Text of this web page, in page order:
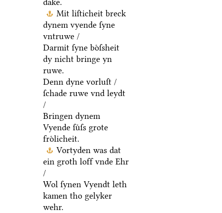
dake.
Mit liſticheit breck
dynem vyende ſyne
vntruwe /
Darmit ſyne boͤſsheit
dy nicht bringe yn
ruwe.
Denn dyne vorluſt /
ſchade ruwe vnd leydt
/
Bringen dynem
Vyende ſuͤſs grote
froͤlicheit.
Vortyden was dat
ein groth loff vnde Ehr
/
Wol ſynen Vyendt leth
kamen tho gelyker
wehr.